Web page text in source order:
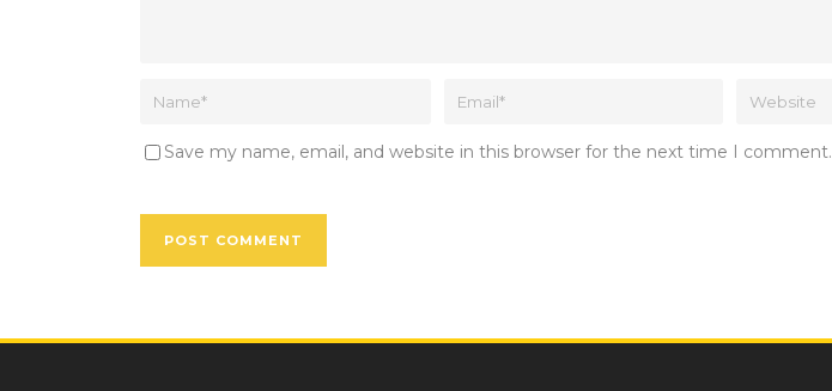
Save my name, email, and website in this browser for the next time I comment.